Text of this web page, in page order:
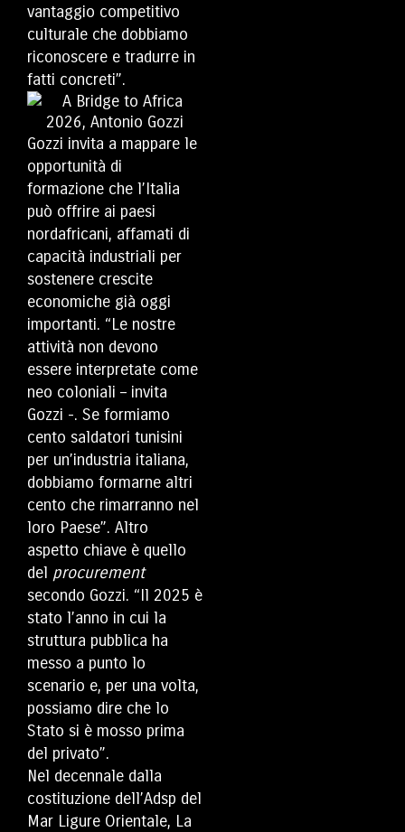
vantaggio competitivo
culturale che dobbiamo
riconoscere e tradurre in
fatti concreti”.
Gozzi invita a mappare le
opportunità di
formazione che l’Italia
può offrire ai paesi
nordafricani, affamati di
capacità industriali per
sostenere crescite
economiche già oggi
importanti. “Le nostre
attività non devono
essere interpretate come
neo coloniali – invita
Gozzi -. Se formiamo
cento saldatori tunisini
per un’industria italiana,
dobbiamo formarne altri
cento che rimarranno nel
loro Paese”. Altro
aspetto chiave è quello
del procurement
secondo Gozzi. “Il 2025 è
stato l’anno in cui la
struttura pubblica ha
messo a punto lo
scenario e, per una volta,
possiamo dire che lo
Stato si è mosso prima
del privato”.
Nel decennale dalla
costituzione dell’Adsp del
Mar Ligure Orientale, La